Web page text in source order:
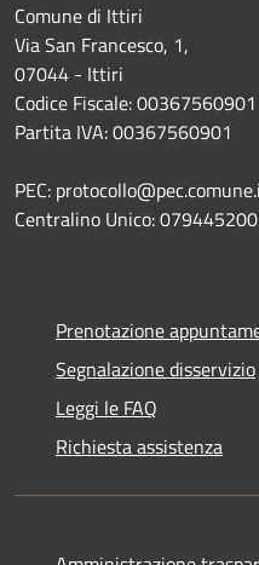
Comune di Ittiri
Via San Francesco, 1,
07044 - Ittiri
Codice Fiscale: 00367560901
Partita IVA: 00367560901
PEC:
Centralino Unico: 079445200
Prenotazione
Segnalazione disservizio
Leggi le FAQ
Richiesta assistenza